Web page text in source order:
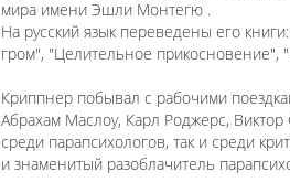
мира имени Эшли Монтегю .
На русский язык переведены его
гром", "Целительное прикосновение",
Криппнер побывал с рабочими
Абрахам Маслоу, Карл Роджерс,
среди парапсихологов, так и среди
и знаменитый разоблачитель